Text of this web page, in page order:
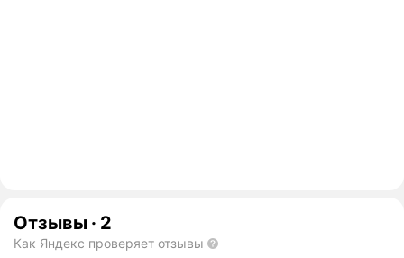
Отзывы · 2
Как Яндекс проверяет отзывы